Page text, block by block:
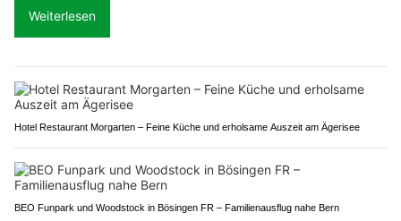
Weiterlesen
Hotel Restaurant Morgarten – Feine Küche und erholsame Auszeit am Ägerisee
BEO Funpark und Woodstock in Bösingen FR – Familienausflug nahe Bern